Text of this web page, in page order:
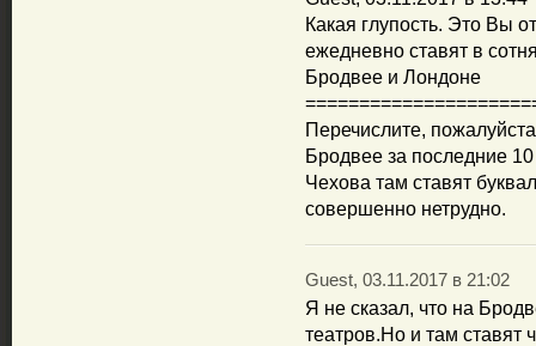
Какая глупость. Это Вы
ежедневно ставят в
Бродвее и Лондоне
Перечислите,
Бродвее за последние
Чехова там ставят
совершенно нетрудно.
Guest, 03.11.2017 в 21:02
Я не сказал, что на
театров.Но и там ставят